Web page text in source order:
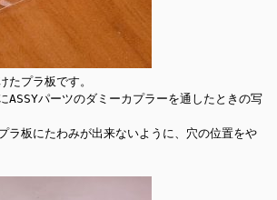
たプラ板です。
ASSYパーツのダミーカプラーを通したときの写
ラ板にたわみが出来ないように、穴の位置をや